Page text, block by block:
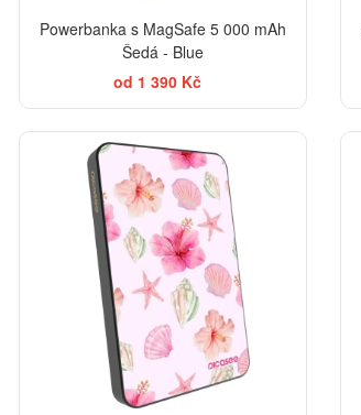
Powerbanka s MagSafe 5 000 mAh
Šedá - Blue
od 1 390 Kč